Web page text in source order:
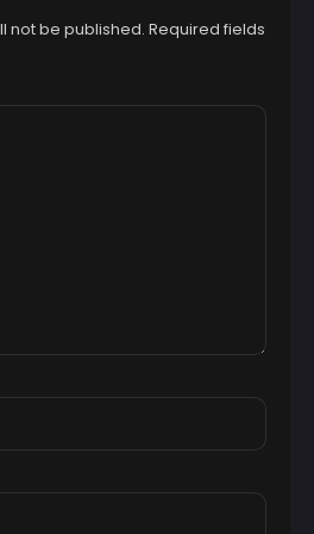
not be published. Required fields